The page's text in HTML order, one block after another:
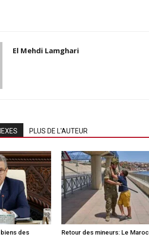
El Mehdi Lamghari
PLUS DE L'AUTEUR
biens des
Retour des mineurs: Le Maroc